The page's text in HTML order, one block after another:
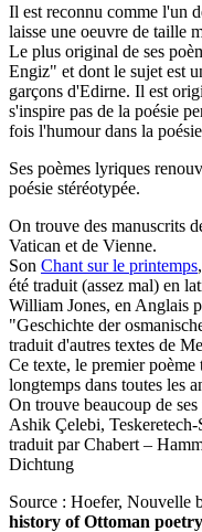
Il est reconnu comme l'un
laisse une oeuvre de taille
Le plus original de ses
Engiz" et dont le sujet est
garçons d'Edirne. Il est
s'inspire pas de la poésie
fois l'humour dans la
Ses poèmes lyriques
poésie stéréotypée.
On trouve des manuscrits
Vatican et de Vienne.
Son Chant sur le printemps
été traduit (assez mal) en
William Jones, en Anglais
"Geschichte der
traduit d'autres textes de
Ce texte, le premier
longtemps dans toutes les
On trouve beaucoup de
Ashik Çelebi,
traduit par Chabert –
Dichtung
Source : Hoefer,
history of Ottoman